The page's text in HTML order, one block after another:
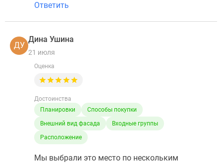
Ответить
ДУ
Дина Ушина
21 июля
Оценка
Достоинства
Планировки
Способы покупки
Внешний вид фасада
Входные группы
Расположение
Мы выбрали это место по нескольким